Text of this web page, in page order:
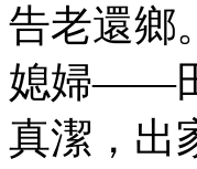
告老還鄉
媳婦——
真潔，出